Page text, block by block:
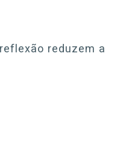
reduzem a